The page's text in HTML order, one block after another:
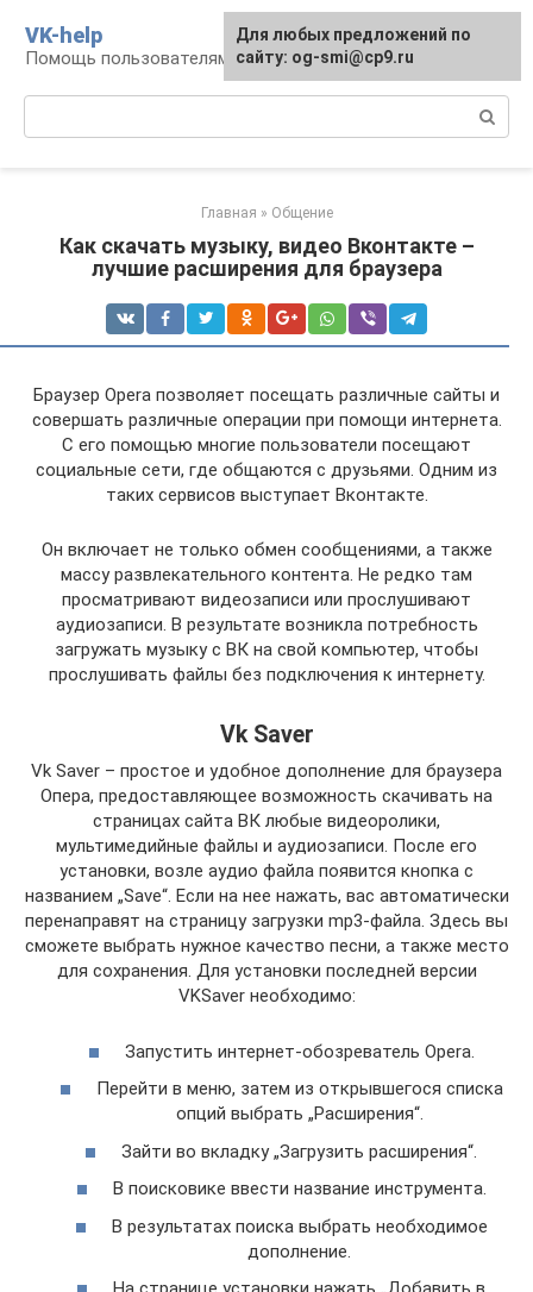
контенту
VK-help
Помощь пользователям соцсети ВКонтакте
Главная » Общение
Как скачать музыку, видео Вконтакте –
лучшие расширения для браузера
Браузер Opera позволяет посещать различные сайты и
совершать различные операции при помощи интернета.
С его помощью многие пользователи посещают
социальные сети, где общаются с друзьями. Одним из
таких сервисов выступает Вконтакте.
Он включает не только обмен сообщениями, а также
массу развлекательного контента. Не редко там
просматривают видеозаписи или прослушивают
аудиозаписи. В результате возникла потребность
загружать музыку с ВК на свой компьютер, чтобы
прослушивать файлы без подключения к интернету.
Vk Saver
Vk Saver – простое и удобное дополнение для браузера
Опера, предоставляющее возможность скачивать на
страницах сайта ВК любые видеоролики,
мультимедийные файлы и аудиозаписи. После его
установки, возле аудио файла появится кнопка с
названием „Save“. Если на нее нажать, вас автоматически
перенаправят на страницу загрузки mp3-файла. Здесь вы
сможете выбрать нужное качество песни, а также место
для сохранения. Для установки последней версии
VKSaver необходимо:
Запустить интернет-обозреватель Opera.
Перейти в меню, затем из открывшегося списка
опций выбрать „Расширения“.
Зайти во вкладку „Загрузить расширения“.
В поисковике ввести название инструмента.
В результатах поиска выбрать необходимое
дополнение.
Для любых предложений по
сайту: og-smi@cp9.ru